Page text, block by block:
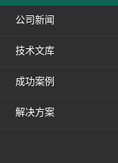
公司新闻
技术文库
成功案例
解决方案